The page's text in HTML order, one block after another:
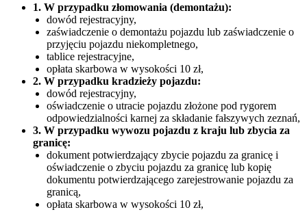
1. W przypadku złomowania (demontażu):
dowód rejestracyjny,
zaświadczenie o demontażu pojazdu lub zaświadczenie o
przyjęciu pojazdu niekompletnego,
tablice rejestracyjne,
opłata skarbowa w wysokości 10 zł,
2. W przypadku kradzieży pojazdu:
dowód rejestracyjny,
oświadczenie o utracie pojazdu złożone pod rygorem
odpowiedzialności karnej za składanie fałszywych zeznań,
3. W przypadku wywozu pojazdu z kraju lub zbycia za
granicę:
dokument potwierdzający zbycie pojazdu za granicę i
oświadczenie o zbyciu pojazdu za granicę lub kopię
dokumentu potwierdzającego zarejestrowanie pojazdu za
granicą,
opłata skarbowa w wysokości 10 zł,